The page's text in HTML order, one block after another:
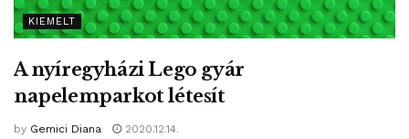
környezetvédelmi tárca több mint kétmilliárd koronát (27
korona ( 40,5 milliárd forint) áll endelkezésre, míg további
3,5 milliárd koronáról (47,25 milliárd forint) még folynak a
KIEMELT
A nyíregyházi Lego gyár
napelemparkot létesít
by Gemici Diana 2020.12.14.